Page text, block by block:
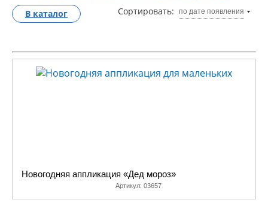
Сортировать: по дате появления
В каталог
Новогодняя аппликация «Дед мороз»
Артикул: 03657